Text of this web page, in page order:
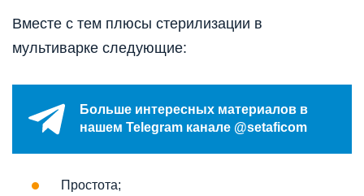
Вместе с тем плюсы стерилизации в
мультиварке следующие:
Больше интересных материалов в
нашем Telegram канале @setaficom
Простота;